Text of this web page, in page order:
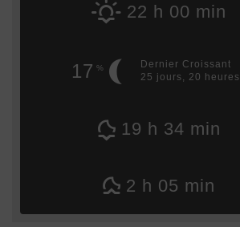
22 h 00 min
17 %
Dernier Croissant
25 jours, 20 heures
19 h 34 min
2 h 05 min